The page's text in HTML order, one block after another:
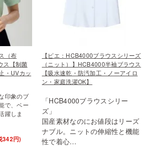
（布
ス【制菌
・UVカッ
印象のブ
で、ベー
躍しま
342円)
【ピエ：HCB4000ブラウスシリーズ
（ニット）】HCB4000半袖ブラウス
【吸水速乾・防汚加工・ノーアイロ
ン・家庭洗濯OK】
「HCB4000ブラウスシリー
ズ」
国産素材なのにお値段はリーズ
ナブル。ニットの伸縮性と機能
性で着心…